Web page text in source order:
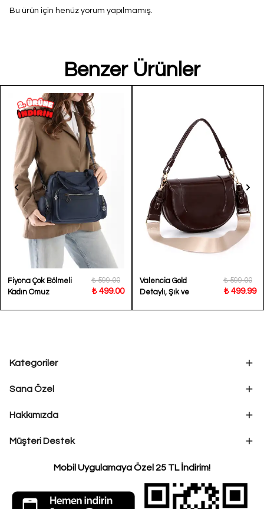
Bu ürün için henüz yorum yapılmamış.
Benzer Ürünler
Fiyona Çok Bölmeli
Kadın Omuz
₺ 599.00
₺ 499.00
Valencia Gold
Detaylı, Şık ve
₺ 599.00
₺ 499.99
Kategoriler
Sana Özel
Hakkımızda
Müşteri Destek
Mobil Uygulamaya Özel 25 TL İndirim!